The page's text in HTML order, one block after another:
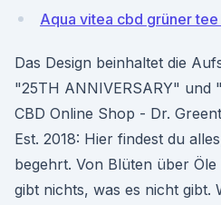
Aqua vitea cbd grüner
Das Design beinhaltet die
"25TH ANNIVERSARY" und
CBD Online Shop - Dr.
Est. 2018: Hier findest du
begehrt. Von Blüten über
gibt nichts, was es nicht gibt.